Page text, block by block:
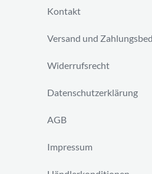
Kontakt
Versand und
Widerrufsrecht
Datenschutzerklärung
AGB
Impressum